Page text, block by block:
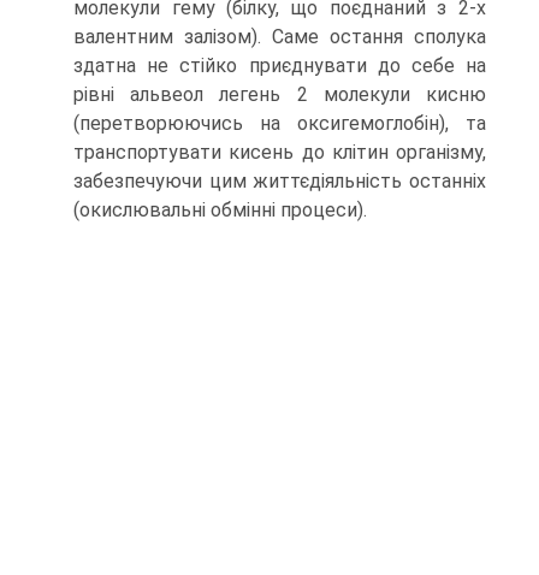
молекули гему (білку, що поєднаний з 2-х
валентним залізом). Саме остання сполука
здатна не стійко приєднувати до себе на
рівні альвеол легень 2 молекули кисню
(перетворюючись на оксигемоглобін), та
транспортувати кисень до клітин організму,
забезпечуючи цим життєдіяльність останніх
(окислювальні обмінні процеси).